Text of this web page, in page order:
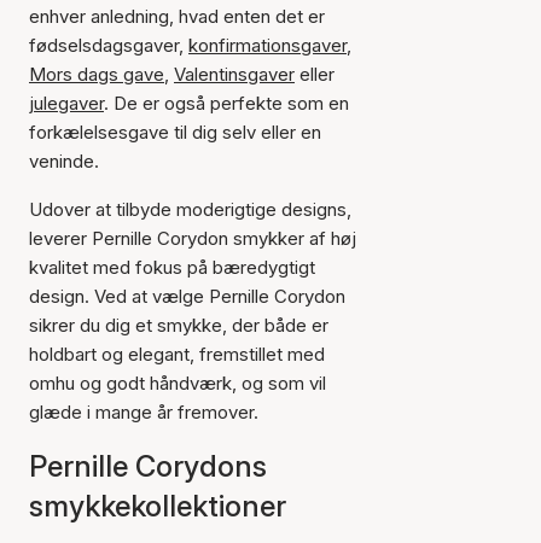
enhver anledning, hvad enten det er
fødselsdagsgaver, konfirmationsgaver,
Mors dags gave, Valentinsgaver eller
julegaver. De er også perfekte som en
forkælelsesgave til dig selv eller en
veninde.
Udover at tilbyde moderigtige designs,
leverer Pernille Corydon smykker af høj
kvalitet med fokus på bæredygtigt
design. Ved at vælge Pernille Corydon
sikrer du dig et smykke, der både er
holdbart og elegant, fremstillet med
omhu og godt håndværk, og som vil
glæde i mange år fremover.
Pernille Corydons
smykkekollektioner